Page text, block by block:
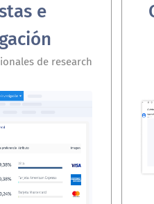
e
de research